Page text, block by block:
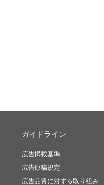
ガイドライン
広告掲載基準
広告原稿規定
広告品質に対する取り組み